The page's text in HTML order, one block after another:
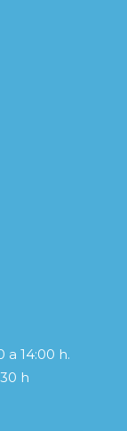
a 14:00 h.
h